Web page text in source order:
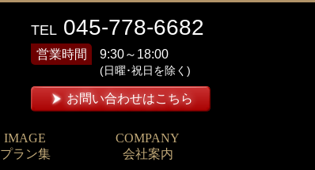
TEL 045-778-6682
営業時間 9:30～18:00
(日曜･祝日を除く)
お問い合わせはこちら
IMAGE
プラン集
COMPANY
会社案内